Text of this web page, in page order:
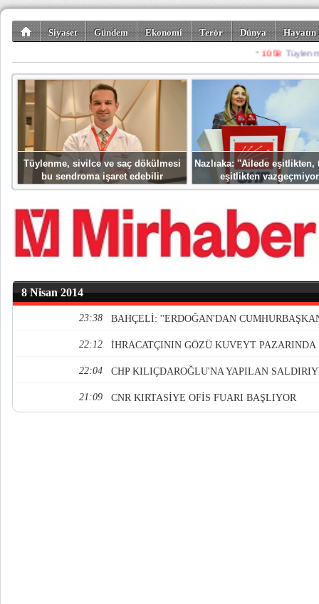
Siyaset Gündem Ekonomi Terör Dünya
Spor Misafir
Tüylenme, sivilce ve saç dökülmesi
bu sendroma işaret edebilir
Nazlıaka: ''Ailede eşitlikten,
eşitlikten
8 Nisan 2014
23:38 BAHÇELİ: ''ERDOĞAN'DAN
22:12 İHRACATÇININ GÖZÜ KUVEYT PAZARINDA
22:04 CHP KILIÇDAROĞLU'NA YAPILAN
21:09 CNR KIRTASİYE OFİS FUARI BAŞLIYOR